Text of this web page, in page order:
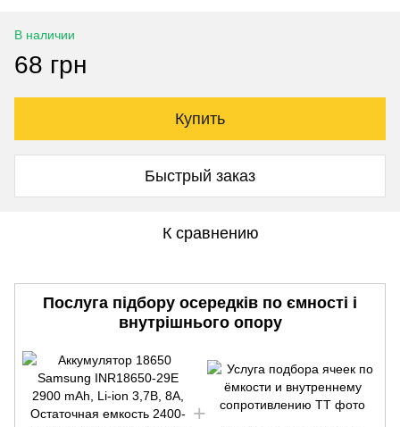
В наличии
68 грн
Купить
Быстрый заказ
К сравнению
Послуга підбору осередків по ємності і
внутрішнього опору